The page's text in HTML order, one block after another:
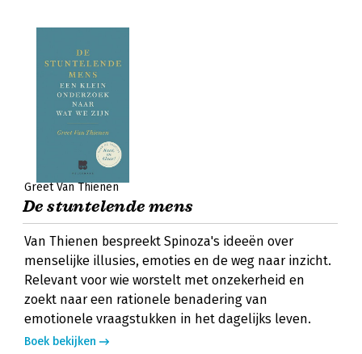
Greet Van Thienen
De stuntelende mens
Van Thienen bespreekt Spinoza's ideeën over
menselijke illusies, emoties en de weg naar inzicht.
Relevant voor wie worstelt met onzekerheid en
zoekt naar een rationele benadering van
emotionele vraagstukken in het dagelijks leven.
Boek bekijken